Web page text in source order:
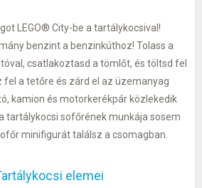
LEGO® City-be a tartálykocsival!
benzint a benzinkúthoz! Tolass a
csatlakoztasd a tömlőt, és töltsd fel
fel a tetőre és zárd el az üzemanyag
kamion és motorkerékpár közlekedik
tartálykocsi sofőrének munkája sosem
minifigurát találsz a csomagban.
elemei